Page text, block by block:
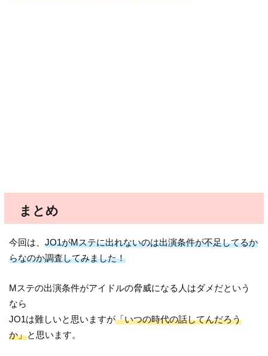
まとめ
今回は、JO1がMステに出れないのは出演条件が不足してるか
らなのか調査してみました！
Mステの出演条件がアイドルの脅威になる人はダメだという
なら
JO1は難しいと思いますが「いつの時代の話してんだろう
か」と思います。